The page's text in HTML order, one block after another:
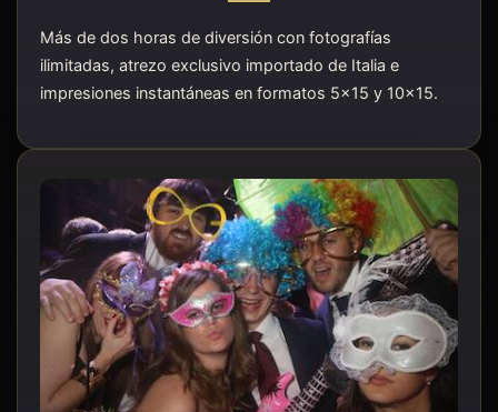
Más de dos horas de diversión con fotografías
ilimitadas, atrezo exclusivo importado de Italia e
impresiones instantáneas en formatos 5x15 y 10x15.